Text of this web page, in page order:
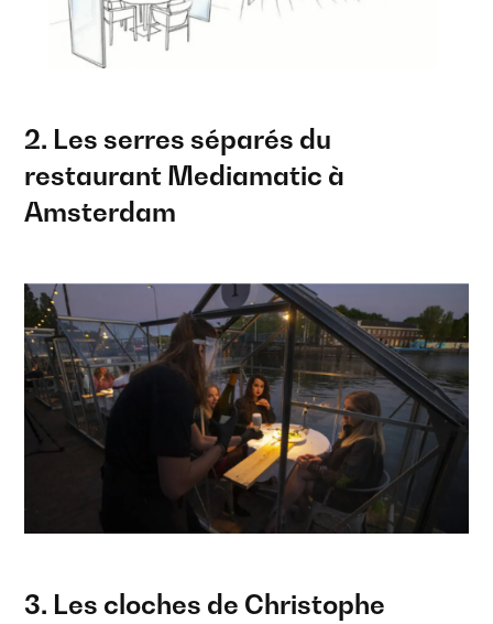
2. Les serres séparés du
restaurant Mediamatic à
Amsterdam
3. Les cloches de Christophe